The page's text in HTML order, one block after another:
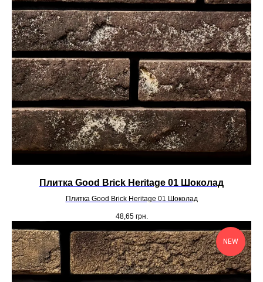
Плитка Good Brick Heritage 01 Шоколад
Плитка Good Brick Heritage 01 Шоколад
48,65 грн.
NEW